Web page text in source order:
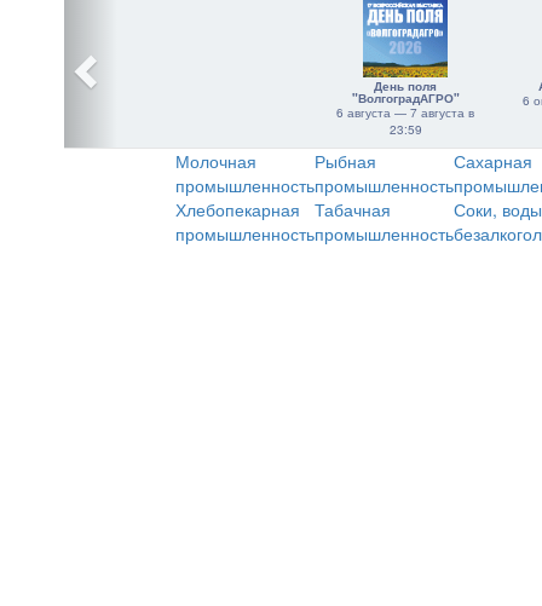
День поля
"ВолгоградАГРО"
6 августа — 7 августа в
23:59
6
Молочная
промышленность
Рыбная
промышленность
Сахарная
Хлебопекарная
промышленность
Табачная
промышленность
Соки,